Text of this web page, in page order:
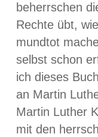
beherrschen
Rechte übt,
mundtot
selbst schon
ich dieses
an Martin
Martin Luther
mit den